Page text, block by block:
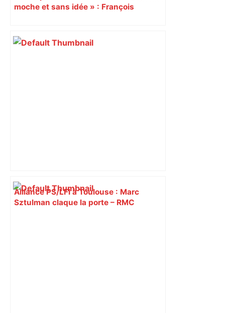
moche et sans idée » : François
Augustins
Alliance PS/LFI à Toulouse : Marc
Sztulman claque la porte – RMC